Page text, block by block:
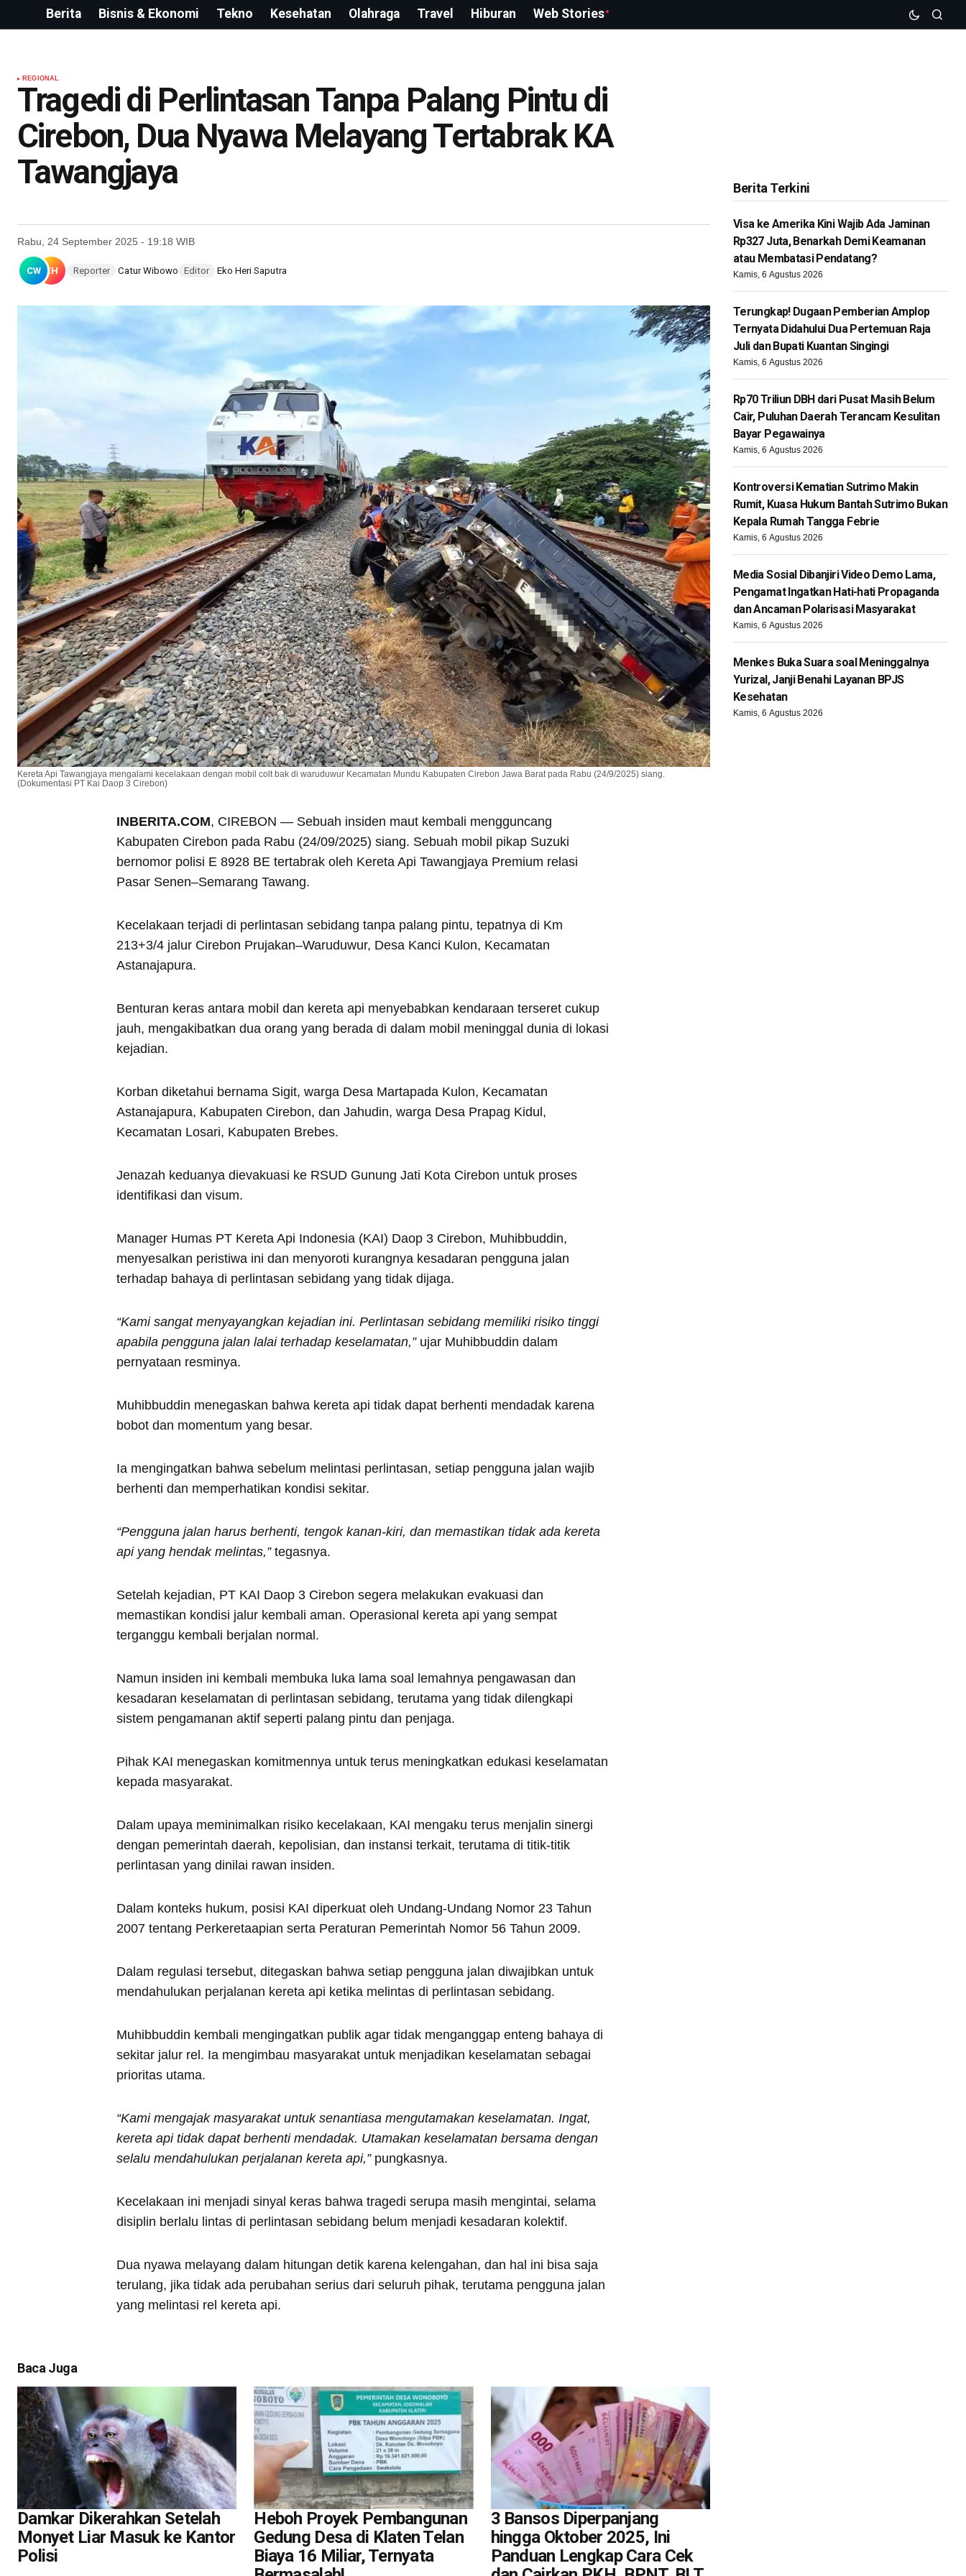
Berita Bisnis & Ekonomi Tekno Kesehatan Olahraga Travel Hiburan Web Stories
REGIONAL
Tragedi di Perlintasan Tanpa Palang Pintu di
Cirebon, Dua Nyawa Melayang Tertabrak KA
Tawangjaya
Rabu, 24 September 2025 - 19:18 WIB
CW EH Reporter Catur Wibowo Editor Eko Heri Saputra
Kereta Api Tawangjaya mengalami kecelakaan dengan mobil colt bak di waruduwur Kecamatan Mundu Kabupaten Cirebon Jawa Barat pada Rabu (24/9/2025) siang.
(Dokumentasi PT Kai Daop 3 Cirebon)
INBERITA.COM, CIREBON — Sebuah insiden maut kembali mengguncang
Kabupaten Cirebon pada Rabu (24/09/2025) siang. Sebuah mobil pikap Suzuki
bernomor polisi E 8928 BE tertabrak oleh Kereta Api Tawangjaya Premium relasi
Pasar Senen–Semarang Tawang.
Kecelakaan terjadi di perlintasan sebidang tanpa palang pintu, tepatnya di Km
213+3/4 jalur Cirebon Prujakan–Waruduwur, Desa Kanci Kulon, Kecamatan
Astanajapura.
Benturan keras antara mobil dan kereta api menyebabkan kendaraan terseret cukup
jauh, mengakibatkan dua orang yang berada di dalam mobil meninggal dunia di lokasi
kejadian.
Korban diketahui bernama Sigit, warga Desa Martapada Kulon, Kecamatan
Astanajapura, Kabupaten Cirebon, dan Jahudin, warga Desa Prapag Kidul,
Kecamatan Losari, Kabupaten Brebes.
Jenazah keduanya dievakuasi ke RSUD Gunung Jati Kota Cirebon untuk proses
identifikasi dan visum.
Manager Humas PT Kereta Api Indonesia (KAI) Daop 3 Cirebon, Muhibbuddin,
menyesalkan peristiwa ini dan menyoroti kurangnya kesadaran pengguna jalan
terhadap bahaya di perlintasan sebidang yang tidak dijaga.
“Kami sangat menyayangkan kejadian ini. Perlintasan sebidang memiliki risiko tinggi
apabila pengguna jalan lalai terhadap keselamatan,”ujar Muhibbuddin dalam
pernyataan resminya.
Muhibbuddin menegaskan bahwa kereta api tidak dapat berhenti mendadak karena
bobot dan momentum yang besar.
Ia mengingatkan bahwa sebelum melintasi perlintasan, setiap pengguna jalan wajib
berhenti dan memperhatikan kondisi sekitar.
“Pengguna jalan harus berhenti, tengok kanan-kiri, dan memastikan tidak ada kereta
api yang hendak melintas,”tegasnya.
Setelah kejadian, PT KAI Daop 3 Cirebon segera melakukan evakuasi dan
memastikan kondisi jalur kembali aman. Operasional kereta api yang sempat
terganggu kembali berjalan normal.
Namun insiden ini kembali membuka luka lama soal lemahnya pengawasan dan
kesadaran keselamatan di perlintasan sebidang, terutama yang tidak dilengkapi
sistem pengamanan aktif seperti palang pintu dan penjaga.
Pihak KAI menegaskan komitmennya untuk terus meningkatkan edukasi keselamatan
kepada masyarakat.
Dalam upaya meminimalkan risiko kecelakaan, KAI mengaku terus menjalin sinergi
dengan pemerintah daerah, kepolisian, dan instansi terkait, terutama di titik-titik
perlintasan yang dinilai rawan insiden.
Dalam konteks hukum, posisi KAI diperkuat oleh Undang-Undang Nomor 23 Tahun
2007 tentang Perkeretaapian serta Peraturan Pemerintah Nomor 56 Tahun 2009.
Dalam regulasi tersebut, ditegaskan bahwa setiap pengguna jalan diwajibkan untuk
mendahulukan perjalanan kereta api ketika melintas di perlintasan sebidang.
Muhibbuddin kembali mengingatkan publik agar tidak menganggap enteng bahaya di
sekitar jalur rel. Ia mengimbau masyarakat untuk menjadikan keselamatan sebagai
prioritas utama.
“Kami mengajak masyarakat untuk senantiasa mengutamakan keselamatan. Ingat,
kereta api tidak dapat berhenti mendadak. Utamakan keselamatan bersama dengan
selalu mendahulukan perjalanan kereta api,”pungkasnya.
Kecelakaan ini menjadi sinyal keras bahwa tragedi serupa masih mengintai, selama
disiplin berlalu lintas di perlintasan sebidang belum menjadi kesadaran kolektif.
Dua nyawa melayang dalam hitungan detik karena kelengahan, dan hal ini bisa saja
terulang, jika tidak ada perubahan serius dari seluruh pihak, terutama pengguna jalan
yang melintasi rel kereta api.
Baca Juga
Damkar Dikerahkan Setelah
Monyet Liar Masuk ke Kantor
Polisi
Heboh Proyek Pembangunan
Gedung Desa di Klaten Telan
Biaya 16 Miliar, Ternyata
3 Bansos Diperpanjang
hingga Oktober 2025, Ini
Panduan Lengkap Cara Cek
Berita Terkini
Visa ke Amerika Kini Wajib Ada Jaminan
Rp327 Juta, Benarkah Demi Keamanan
atau Membatasi Pendatang?
Kamis, 6 Agustus 2026
Terungkap! Dugaan Pemberian Amplop
Ternyata Didahului Dua Pertemuan Raja
Juli dan Bupati Kuantan Singingi
Kamis, 6 Agustus 2026
Rp70 Triliun DBH dari Pusat Masih Belum
Cair, Puluhan Daerah Terancam Kesulitan
Bayar Pegawainya
Kamis, 6 Agustus 2026
Kontroversi Kematian Sutrimo Makin
Rumit, Kuasa Hukum Bantah Sutrimo Bukan
Kepala Rumah Tangga Febrie
Kamis, 6 Agustus 2026
Media Sosial Dibanjiri Video Demo Lama,
Pengamat Ingatkan Hati-hati Propaganda
dan Ancaman Polarisasi Masyarakat
Kamis, 6 Agustus 2026
Menkes Buka Suara soal Meninggalnya
Yurizal, Janji Benahi Layanan BPJS
Kesehatan
Kamis, 6 Agustus 2026